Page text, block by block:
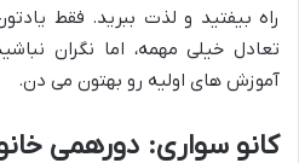
راه بیفتید و لذت ببرید. فقط
تعادل خیلی مهمه، اما نگران
آموزش های اولیه رو بهتون می دن.
کانو سواری: دورهمی